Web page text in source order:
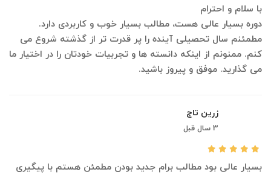
با سلام و احترام
دوره بسیار عالی هست، مطالب بسیار خوب و کاربردی دارد.
مطمئنم سال تحصیلی آینده را پر قدرت تر از گذشته شروع می
کنم. ممنونم از اینکه دانسته ها و تجربیات خودتان را در اختیار ما
می گذارید. موفق و پیروز باشید.
زرین تاج
3 سال قبل
بسیار عالی بود مطالب برام جدید بودن مطمئن هستم با پیگیری